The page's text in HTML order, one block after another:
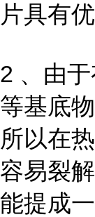
片具有
2 、由
等基底
所以在
容易裂
能提成